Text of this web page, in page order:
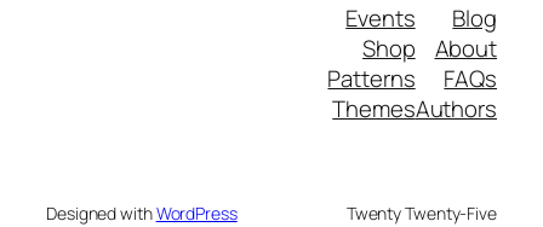
Blog
About
FAQs
Authors
Events
Shop
Patterns
Themes
Twenty Twenty-Five
Designed withWordPress